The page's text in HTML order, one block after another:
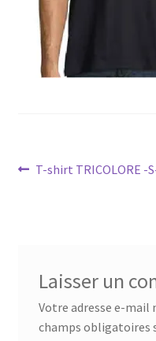
Navigation
Article
T-shirt TRICOLORE -
Laisser un
Votre adresse e-mail
champs obligatoires